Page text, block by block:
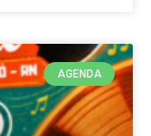
AGENDA